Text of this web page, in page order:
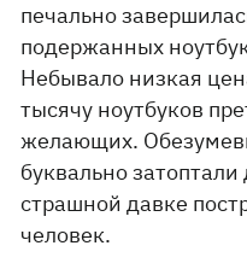
печально
подержанных
Небывало низкая
тысячу ноутбуков
желающих.
буквально затоптали
страшной давке
человек.